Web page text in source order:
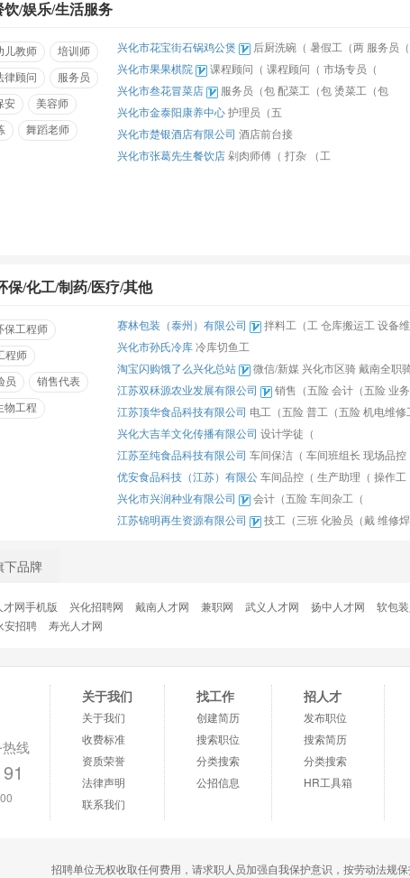
饮/娱乐/生活服务
儿教师 培训师
律顾问 服务员
安 美容师
舞蹈老师
兴化市花宝街石锅鸡公煲 后厨洗碗（ 暑假工（两 服务员
兴化市果果棋院
课程顾问（ 课程顾问（ 市场专员（
兴化市叁花冒菜店
服务员（包 配菜工（包 烫菜工（包
兴化市金泰阳康养中心 护理员（五
兴化市楚银酒店有限公司 酒店前台接
兴化市张葛先生餐饮店 剁肉师傅（ 打杂 （工
保/化工/制药/医疗/其他
保工程师
程师
员 销售代表
物工程
赛林包装（泰州）有限公司 拌料工（工 仓库搬运工 设备
兴化市孙氏冷库 冷库切鱼工
淘宝闪购饿了么兴化总站
微信/新媒 兴化市区骑 戴南全职
江苏双秝源农业发展有限公司
销售（五险 会计（五险 业务内
江苏顶华食品科技有限公司 电工（五险 普工（五险 机电维修
兴化大吉羊文化传播有限公司 设计学徒（
江苏至纯食品科技有限公司 车间保洁（ 车间班组长 现场品控
优安食品科技（江苏）有限公 车间品控（ 生产助理（ 操作工
兴化市兴润种业有限公司
会计（五险 车间杂工（
江苏锦明再生资源有限公司
技工（三班 化验员（戴 维修
下品牌
才网手机版 兴化招聘网 戴南人才网 兼职网 武义人才网 扬中人才网 软包
安招聘 寿光人才网
线
关于我们
关于我们
收费标准
资质荣誉
法律声明
联系我们
找工作
创建简历
搜索职位
分类搜索
公招信息
招人才
发布职位
搜索简历
分类搜索
HR工具箱
招聘单位无权收取任何费用，请求职人员加强自我保护意识，按劳动法规